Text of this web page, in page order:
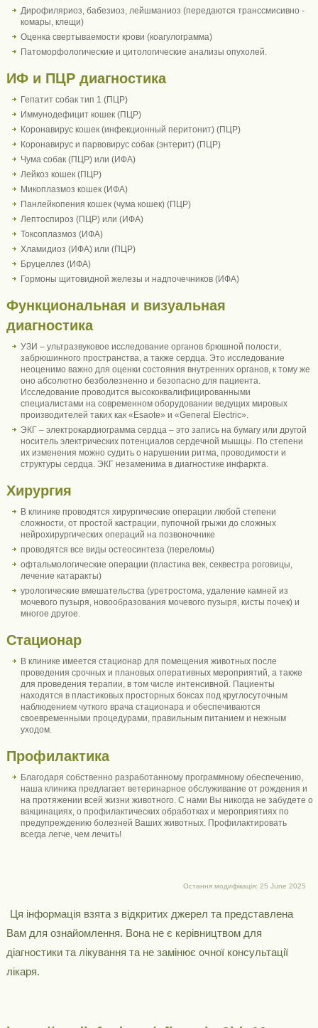
Дирофиляриоз, бабезиоз, лейшманиоз (передаются транссмисивно -
комары, клещи)
Оценка свертываемости крови (коагулограмма)
Патоморфологические и цитологические анализы опухолей.
ИФ и ПЦР диагностика
Гепатит собак тип 1 (ПЦР)
Иммунодефицит кошек (ПЦР)
Коронавирус кошек (инфекционный перитонит) (ПЦР)
Коронавирус и парвовирус собак (энтерит) (ПЦР)
Чума собак (ПЦР) или (ИФА)
Лейкоз кошек (ПЦР)
Микоплазмоз кошек (ИФА)
Панлейкопения кошек (чума кошек) (ПЦР)
Лептоспироз (ПЦР) или (ИФА)
Токсоплазмоз (ИФА)
Хламидиоз (ИФА) или (ПЦР)
Бруцеллез (ИФА)
Гормоны щитовидной железы и надпочечников (ИФА)
Функциональная и визуальная
диагностика
УЗИ – ультразвуковое исследование органов брюшной полости,
забрюшинного пространства, а также сердца. Это исследование
неоценимо важно для оценки состояния внутренних органов, к тому же
оно абсолютно безболезненно и безопасно для пациента.
Исследование проводится высококвалифицированными
специалистами на современном оборудовании ведущих мировых
производителей таких как «Esaote» и «General Electriс».
ЭКГ – электрокардиограмма сердца – это запись на бумагу или другой
носитель электрических потенциалов сердечной мышцы. По степени
их изменения можно судить о нарушении ритма, проводимости и
структуры сердца. ЭКГ незаменима в диагностике инфаркта.
Хирургия
В клинике проводятся хирургические операции любой степени
сложности, от простой кастрации, пупочной грыжи до сложных
нейрохирургических операций на позвоночнике
проводятся все виды остеосинтеза (переломы)
офтальмологические операции (пластика век, секвестра роговицы,
лечение катаракты)
урологические вмешательства (уретростома, удаление камней из
мочевого пузыря, новообразования мочевого пузыря, кисты почек) и
многое другое.
Стационар
В клинике имеется стационар для помещения животных после
проведения срочных и плановых оперативных мероприятий, а также
для проведения терапии, в том числе интенсивной. Пациенты
находятся в пластиковых просторных боксах под круглосуточным
наблюдением чуткого врача стационара и обеспечиваются
своевременными процедурами, правильным питанием и нежным
уходом.
Профилактика
Благодаря собственно разработанному программному обеспечению,
наша клиника предлагает ветеринарное обслуживание от рождения и
на протяжении всей жизни животного. С нами Вы никогда не забудете о
вакцинациях, о профилактических обработках и мероприятиях по
предупреждению болезней Ваших животных. Профилактировать
всегда легче, чем лечить!
Остання модифікація: 25 June 2025
Ця інформація взята з відкритих джерел та представлена ​​
Вам для ознайомлення. Вона не є керівництвом для
діагностики та лікування та не замінює очної консультації
лікаря.